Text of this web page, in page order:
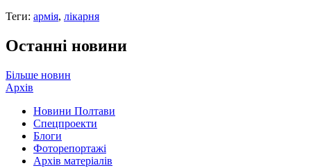
Теги: армія, лікарня
Останні новини
Більше новин
Архів
Новини Полтави
Спецпроекти
Блоги
Фоторепортажі
Архів матеріалів